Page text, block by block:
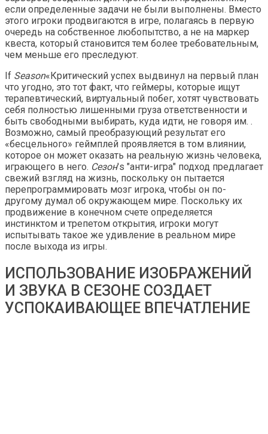
если определенные задачи не были выполнены. Вместо
этого игроки продвигаются в игре, полагаясь в первую
очередь на собственное любопытство, а не на маркер
квеста, который становится тем более требовательным,
чем меньше его преследуют.
If Season«Критический успех выдвинул на первый план
что угодно, это тот факт, что геймеры, которые ищут
терапевтический, виртуальный побег, хотят чувствовать
себя полностью лишенными груза ответственности и
быть свободными выбирать, куда идти, не говоря им. .
Возможно, самый преобразующий результат его
«бесцельного» геймплей проявляется в том влиянии,
которое он может оказать на реальную жизнь человека,
играющего в него. Сезон's "анти-игра" подход предлагает
свежий взгляд на жизнь, поскольку он пытается
перепрограммировать мозг игрока, чтобы он по-
другому думал об окружающем мире. Поскольку их
продвижение в конечном счете определяется
инстинктом и трепетом открытия, игроки могут
испытывать такое же удивление в реальном мире
после выхода из игры.
ИСПОЛЬЗОВАНИЕ ИЗОБРАЖЕНИЙ
И ЗВУКА В СЕЗОНЕ СОЗДАЕТ
УСПОКАИВАЮЩЕЕ ВПЕЧАТЛЕНИЕ